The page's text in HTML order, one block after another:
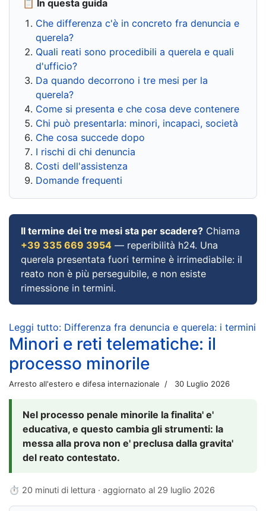
📋 In questa guida
Che differenza c'è in concreto fra denuncia e
querela?
Quali reati sono procedibili a querela e quali
d'ufficio?
Da quando decorrono i tre mesi per la
querela?
Come si presenta e che cosa deve contenere
Chi può presentarla: minori, incapaci, società
Che cosa succede dopo
I rischi di chi denuncia
Costi dell'assistenza
Domande frequenti
Il termine dei tre mesi sta per scadere? Chiama
+39 335 669 3954 — reperibilità h24. Una
querela presentata fuori termine è irrimediabile: il
reato non è più perseguibile, e non esiste
rimessione in termini.
Leggi tutto: Differenza fra denuncia e querela: i termini
Minori e reti telematiche: il
processo minorile
Arresto all'estero e difesa internazionale 30 Luglio 2026
Nel processo penale minorile la finalita' e'
educativa, e questo cambia gli strumenti: la
messa alla prova non e' preclusa dalla gravita'
del reato contestato.
⏱ 20 minuti di lettura · aggiornato al 29 luglio 2026